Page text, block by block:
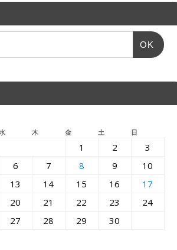
OK
木 金 土 日
1 2
3
6 7 8 9
10
13 14 15 16
17
20 21 22 23
24
27 28 29
30